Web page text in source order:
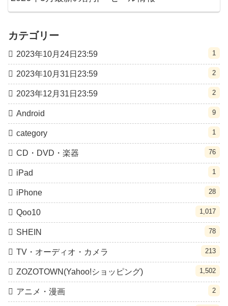
カテゴリー
2023年10月24日23:59 1
2023年10月31日23:59 2
2023年12月31日23:59 2
Android 9
category 1
CD・DVD・楽器 76
iPad 1
iPhone 28
Qoo10 1,017
SHEIN 78
TV・オーディオ・カメラ 213
ZOZOTOWN(Yahoo!ショッピング) 1,502
アニメ・漫画 2